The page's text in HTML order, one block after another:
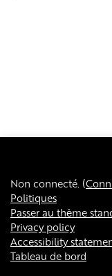
Non connecté. (
Politiques
Passer au thème
Privacy policy
Accessibility
Tableau de bord